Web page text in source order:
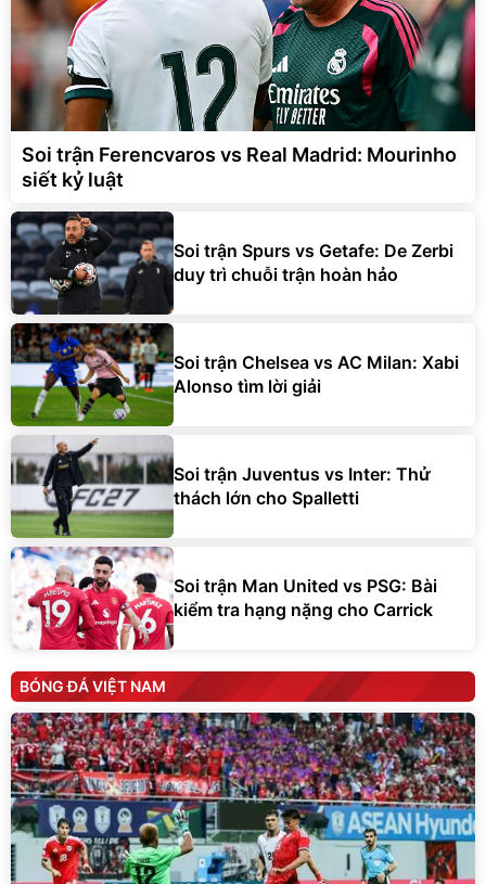
Soi trận Ferencvaros vs Real Madrid: Mourinho
siết kỷ luật
Soi trận Spurs vs Getafe: De Zerbi
duy trì chuỗi trận hoàn hảo
Soi trận Chelsea vs AC Milan: Xabi
Alonso tìm lời giải
Soi trận Juventus vs Inter: Thử
thách lớn cho Spalletti
Soi trận Man United vs PSG: Bài
kiểm tra hạng nặng cho Carrick
BÓNG ĐÁ VIỆT NAM